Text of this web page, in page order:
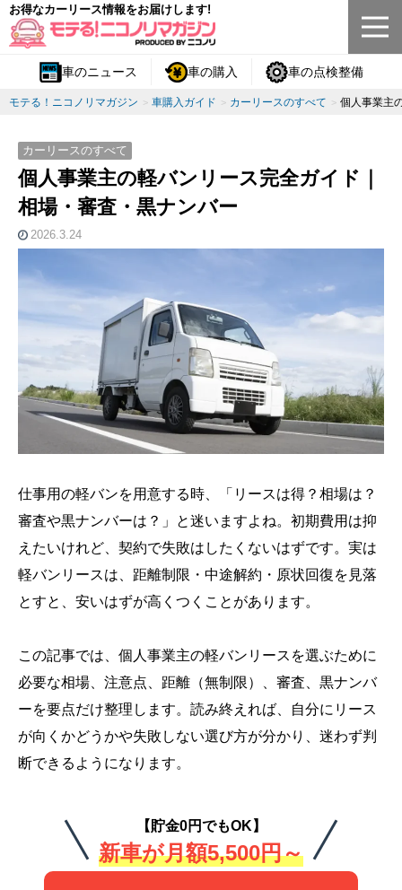
お得なカーリース情報をお届けします!
車のニュース 車の購入 車の点検整備
モテる！ニコノリマガジン 車購入ガイド カーリースのすべて 個人事業主
カーリースのすべて
個人事業主の軽バンリース完全ガイド｜
相場・審査・黒ナンバー
2026.3.24
仕事用の軽バンを用意する時、「リースは得？相場は？
審査や黒ナンバーは？」と迷いますよね。初期費用は抑
えたいけれど、契約で失敗はしたくないはずです。実は
軽バンリースは、距離制限・中途解約・原状回復を見落
とすと、安いはずが高くつくことがあります。
この記事では、個人事業主の軽バンリースを選ぶために
必要な相場、注意点、距離（無制限）、審査、黒ナンバ
ーを要点だけ整理します。読み終えれば、自分にリース
が向くかどうかや失敗しない選び方が分かり、迷わず判
断できるようになります。
【貯金0円でもOK】
新車が月額5,500円～